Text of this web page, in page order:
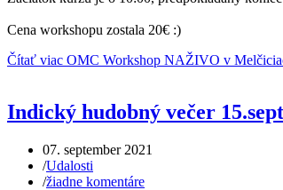
Cena workshopu zostala 20€ :)
Čítať viac OMC Workshop NAŽIVO v
Indický hudobný večer
07. september 2021
/Udalosti
/žiadne komentáre